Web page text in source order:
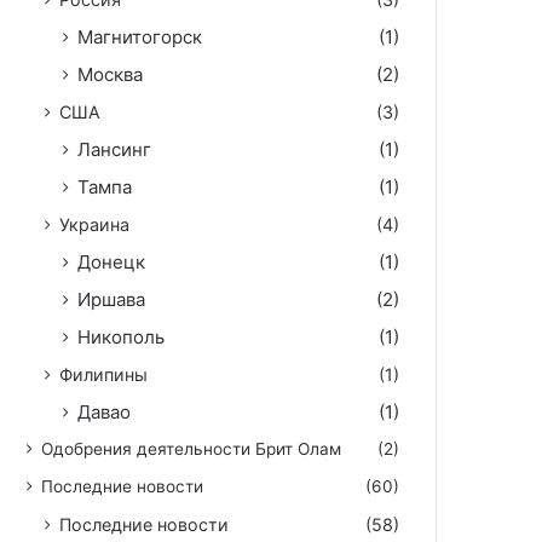
Магнитогорск
(1)
Москва
(2)
США (3)
Лансинг
(1)
Тампа
(1)
Украина (4)
Донецк
(1)
Иршава
(2)
Никополь
(1)
Филипины (1)
Давао (1)
Одобрения деятельности Брит Олам
(2)
Последние новости
(60)
Последние новости (58)